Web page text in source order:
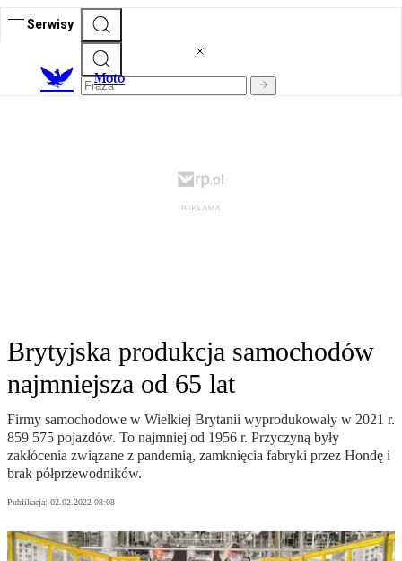
Serwisy
Moto
Brytyjska produkcja samochodów
najmniejsza od 65 lat
Firmy samochodowe w Wielkiej Brytanii wyprodukowały w 2021 r.
859 575 pojazdów. To najmniej od 1956 r. Przyczyną były
zakłócenia związane z pandemią, zamknięcia fabryki przez Hondę i
brak półprzewodników.
Publikacja: 02.02.2022 08:08